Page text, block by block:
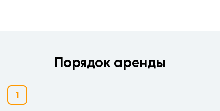
Порядок аренды
1